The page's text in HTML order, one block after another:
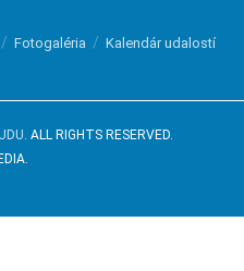
Fotogaléria Kalendár udalostí
. ALL RIGHTS RESERVED.